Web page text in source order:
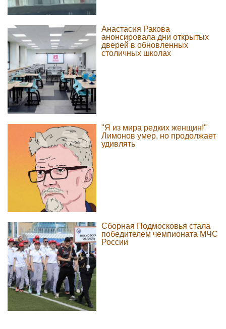
Анастасия Ракова
анонсировала дни открытых
дверей в обновленных
столичных школах
"Я из мира редких женщин!"
Лимонов умер, но продолжает
удивлять
Сборная Подмосковья стала
победителем чемпионата МЧС
России